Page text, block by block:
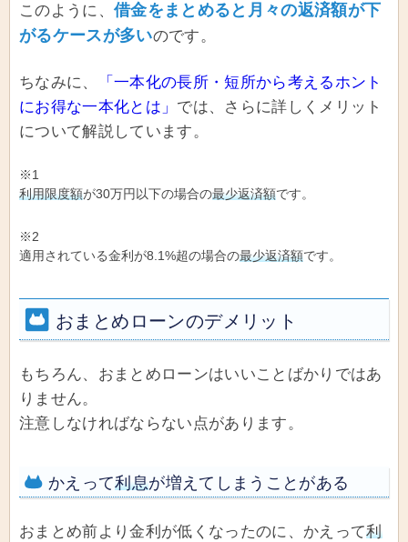
このように、借金をまとめると月々の返済額が下
がるケースが多いのです。
ちなみに、
「一本化の長所・短所から考えるホント
にお得な一本化とは」 では、さらに詳しくメリット
について解説しています。
※1
利用限度額が30万円以下の場合の最少返済額です。
※2
適用されている金利が8.1%超の場合の最少返済額です。
おまとめローンのデメリット
もちろん、おまとめローンはいいことばかりではあ
りません。
注意しなければならない点があります。
かえって利息が増えてしまうことがある
おまとめ前より金利が低くなったのに、かえって利